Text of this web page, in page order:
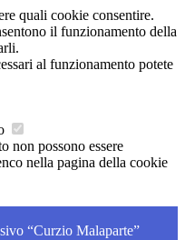
quali cookie consentire.
il funzionamento della
al funzionamento potete
non possono essere
nella pagina della cookie
“Curzio Malaparte”